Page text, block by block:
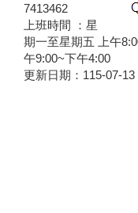
7413462
上班時間 ：星
期一至星期五 上午
午9:00~下午4:00
更新日期： 115-07-13